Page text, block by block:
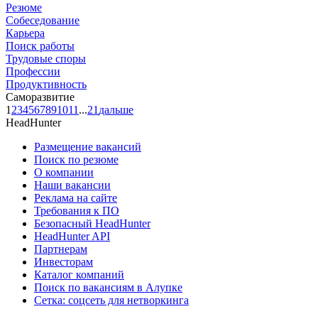
Резюме
Собеседование
Карьера
Поиск работы
Трудовые споры
Профессии
Продуктивность
Саморазвитие
1 234567891011 ...21 дальше
HeadHunter
Размещение вакансий
Поиск по резюме
О компании
Наши вакансии
Реклама на сайте
Требования к ПО
Безопасный HeadHunter
HeadHunter API
Партнерам
Инвесторам
Каталог компаний
Поиск по вакансиям в Алупке
Сетка: соцсеть для нетворкинга